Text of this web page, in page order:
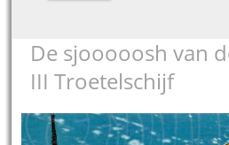
De sjooooosh van
III Troetelschijf